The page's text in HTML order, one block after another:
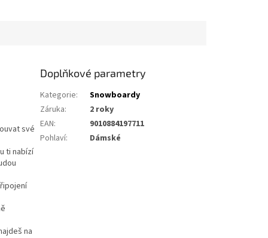
své
ti nabízí
na
Doplňkové parametry
Kategorie:
Snowboardy
Záruka:
2 roky
EAN:
9010884197711
Pohlaví: Dámské